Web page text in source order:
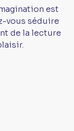
est
vous séduire
de la lecture